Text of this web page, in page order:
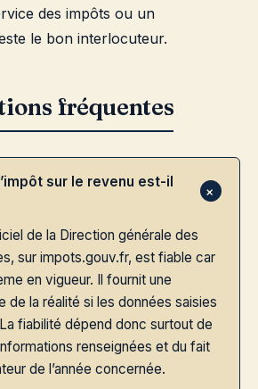
des impôts ou un
le bon interlocuteur.
sur le revenu est-il
de la Direction générale des
sur impots.gouv.fr, est fiable car
en vigueur. Il fournit une
de la réalité si les données saisies
fiabilité dépend donc surtout de
renseignées et du fait
de l’année concernée.